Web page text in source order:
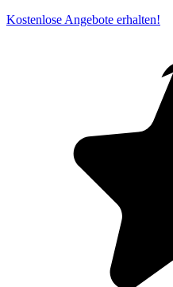
Kostenlose Angebote erhalten!